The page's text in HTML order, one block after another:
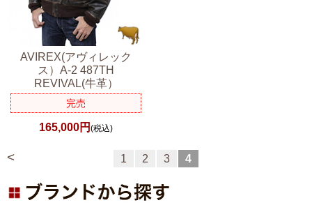
AVIREX(アヴィレック
ス）A-2 487TH
REVIVAL(牛革）
完売
165,000円(税込)
< 1 2 3 4